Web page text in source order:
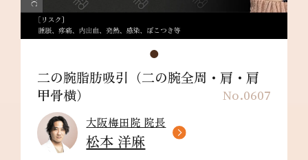
No.0607
二の腕脂肪吸引（二の腕全周・肩・肩
甲骨横）
大阪梅田院 院長
松本 洋麻